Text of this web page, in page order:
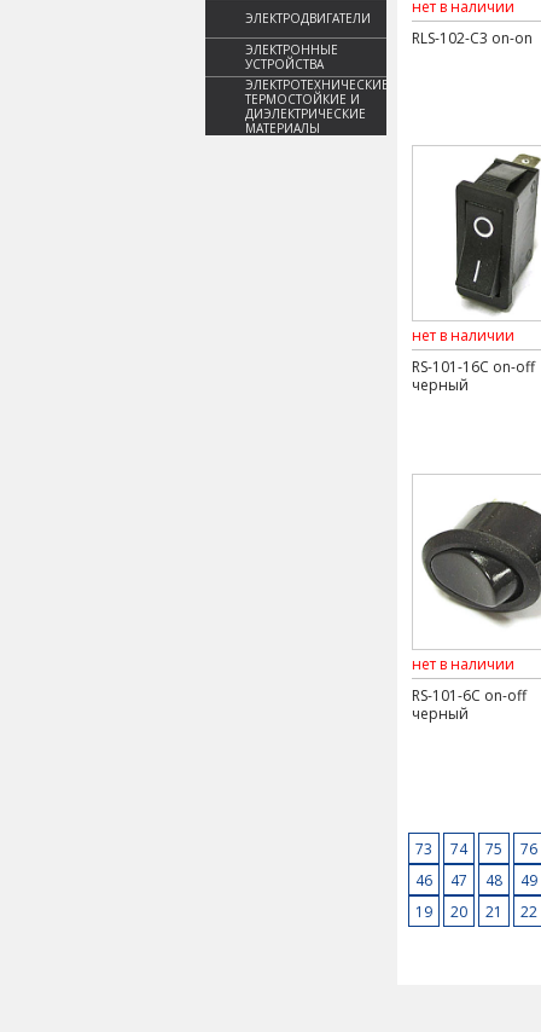
ЭЛЕКТРОДВИГАТЕЛИ
ЭЛЕКТРОННЫЕ
УСТРОЙСТВА
ЭЛЕКТРОТЕХНИЧЕСКИЕ,
ТЕРМОСТОЙКИЕ И
ДИЭЛЕКТРИЧЕСКИЕ
МАТЕРИАЛЫ
нет в наличии
RLS-102-C3 on-on
нет в наличии
RS-101-16C on-off
черный
нет в наличии
RS-101-6C on-off
черный
76
75
74
73
49
48
47
46
22
21
20
19